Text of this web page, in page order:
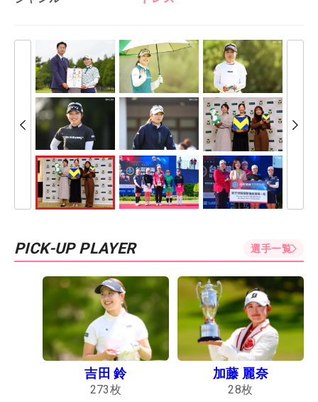
PICK-UP PLAYER 選手一覧
吉田 鈴
273枚
加藤 麗奈
28枚